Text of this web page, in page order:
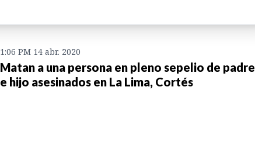
1:06 PM 14 abr. 2020
Matan a una persona en pleno sepelio de padre
e hijo asesinados en La Lima, Cortés